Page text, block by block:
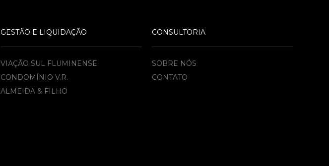
GESTÃO E LIQUIDAÇÃO
VIAÇÃO SUL FLUMINENSE
CONDOMÍNIO V.R.
ALMEIDA & FILHO​
CONSULTORIA
SOBRE NÓS
CONTATO